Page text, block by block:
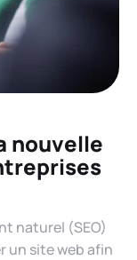
nouvelle
naturel (SEO)
un site web afin